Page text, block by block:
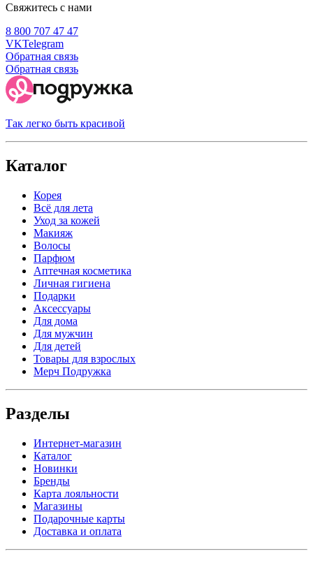
Свяжитесь с нами
8 800 707 47 47
VKTelegram
Обратная связь
Обратная связь
Так легко быть красивой
Каталог
Корея
Всё для лета
Уход за кожей
Макияж
Волосы
Парфюм
Аптечная косметика
Личная гигиена
Подарки
Аксессуары
Для дома
Для мужчин
Для детей
Товары для взрослых
Мерч Подружка
Разделы
Интернет-магазин
Каталог
Новинки
Бренды
Карта лояльности
Магазины
Подарочные карты
Доставка и оплата